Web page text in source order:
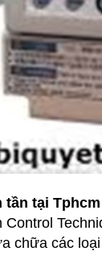
tần tại Tphcm
Control
chữa các